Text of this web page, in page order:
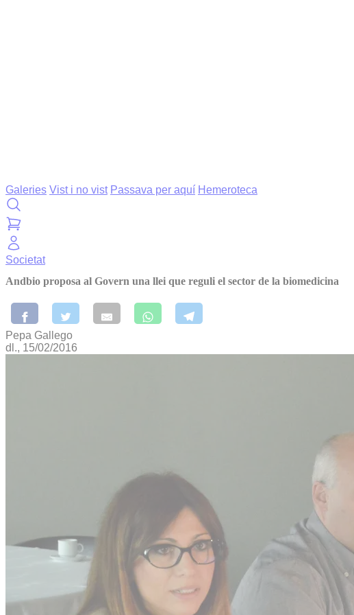
Galeries Vist i no vist Passava per aquí Hemeroteca
Societat
Andbio proposa al Govern una llei que reguli el sector de la biomedicina
Pepa Gallego
dl., 15/02/2016